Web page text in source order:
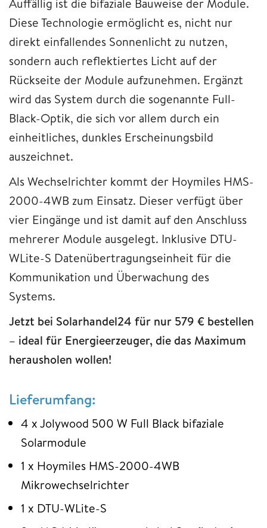
Auffällig ist die bifaziale Bauweise der Module.
Diese Technologie ermöglicht es, nicht nur
direkt einfallendes Sonnenlicht zu nutzen,
sondern auch reflektiertes Licht auf der
Rückseite der Module aufzunehmen. Ergänzt
wird das System durch die sogenannte Full-
Black-Optik, die sich vor allem durch ein
einheitliches, dunkles Erscheinungsbild
auszeichnet.
Als Wechselrichter kommt der Hoymiles HMS-
2000-4WB zum Einsatz. Dieser verfügt über
vier Eingänge und ist damit auf den Anschluss
mehrerer Module ausgelegt. Inklusive DTU-
WLite-S Datenübertragungseinheit für die
Kommunikation und Überwachung des
Systems.
Jetzt bei Solarhandel24 für nur 579 € bestellen
– ideal für Energieerzeuger, die das Maximum
herausholen wollen!
Lieferumfang:
4 x Jolywood 500 W Full Black bifaziale
Solarmodule
1 x Hoymiles HMS-2000-4WB
Mikrowechselrichter
1 x DTU-WLite-S